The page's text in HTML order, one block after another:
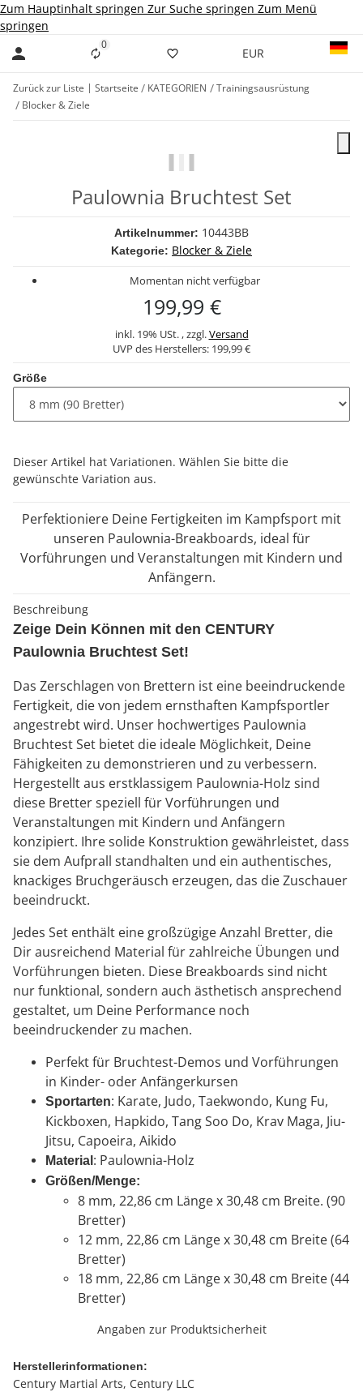
Zum Hauptinhalt springen Zur Suche springen Zum Menü
springen
0Liste ist leer EUR
Zurück zur Liste Startseite KATEGORIEN
Trainingsausrüstung
Blocker & Ziele
Paulownia Bruchtest Set
Artikelnummer: 10443BB
Kategorie: Blocker & Ziele
Momentan nicht verfügbar
199,99 €
inkl. 19% USt. , zzgl.Versand
UVP des Herstellers: 199,99 €
Größe
x
Dieser Artikel hat Variationen. Wählen Sie bitte die
gewünschte Variation aus.
Perfektioniere Deine Fertigkeiten im Kampfsport mit
unseren Paulownia-Breakboards, ideal für
Vorführungen und Veranstaltungen mit Kindern und
Anfängern.
Beschreibung
Zeige Dein Können mit den CENTURY
Paulownia Bruchtest Set!
Das Zerschlagen von Brettern ist eine beeindruckende
Fertigkeit, die von jedem ernsthaften Kampfsportler
angestrebt wird. Unser hochwertiges Paulownia
Bruchtest Set bietet die ideale Möglichkeit, Deine
Fähigkeiten zu demonstrieren und zu verbessern.
Hergestellt aus erstklassigem Paulownia-Holz sind
diese Bretter speziell für Vorführungen und
Veranstaltungen mit Kindern und Anfängern
konzipiert. Ihre solide Konstruktion gewährleistet, dass
sie dem Aufprall standhalten und ein authentisches,
knackiges Bruchgeräusch erzeugen, das die Zuschauer
beeindruckt.
Jedes Set enthält eine großzügige Anzahl Bretter, die
Dir ausreichend Material für zahlreiche Übungen und
Vorführungen bieten. Diese Breakboards sind nicht
nur funktional, sondern auch ästhetisch ansprechend
gestaltet, um Deine Performance noch
beeindruckender zu machen.
Perfekt für Bruchtest-Demos und Vorführungen
in Kinder- oder Anfängerkursen
Sportarten: Karate, Judo, Taekwondo, Kung Fu,
Kickboxen, Hapkido, Tang Soo Do, Krav Maga, Jiu-
Jitsu, Capoeira, Aikido
Material : Paulownia-Holz
Größen/Menge:
8 mm, 22,86 cm Länge x 30,48 cm Breite. (90
Bretter)
12 mm, 22,86 cm Länge x 30,48 cm Breite (64
Bretter)
18 mm, 22,86 cm Länge x 30,48 cm Breite (44
Bretter)
Angaben zur Produktsicherheit
Herstellerinformationen:
Century Martial Arts, Century LLC